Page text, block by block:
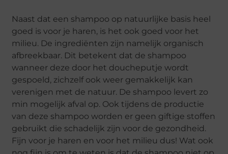
Naast dat een shampoo op natuurlijke basis heel
goed is voor je haren, is het ook goed voor het
milieu. De ingrediënten zijn namelijk organisch
afbreekbaar. Dit betekent dat de shampoo
wanneer deze door het doucheputje wordt
gespoeld, zichzelf ook weer gemakkelijk kan
verenigen met de natuur. De shampoo levert zo
min mogelijk afval op. Ook tijdens de productie
van deze shampoo worden er geen giftige stoffen
gebruikt die schadelijk zijn voor de gezondheid.
Fijn voor je haren en voor het milieu dus! Wat ook